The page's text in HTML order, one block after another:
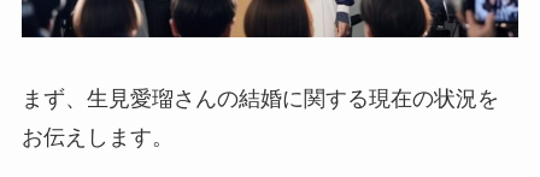
まず、生見愛瑠さんの結婚に関する現在の状況を
お伝えします。